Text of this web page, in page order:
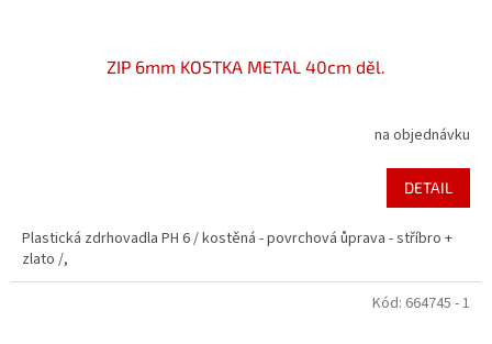
ZIP 6mm KOSTKA METAL 40cm děl.
na objednávku
DETAIL
Plastická zdrhovadla PH 6 / kostěná - povrchová ůprava - stříbro +
zlato /,
Kód: 664745 - 1